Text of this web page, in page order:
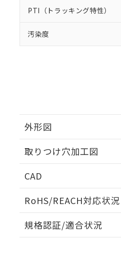
PTI（トラッキング特性）
汚染度
外形図
取りつけ穴加工図
CAD
RoHS/REACH対応状況
EU RoHS 注意事項・凡例
規格認証/適合状況